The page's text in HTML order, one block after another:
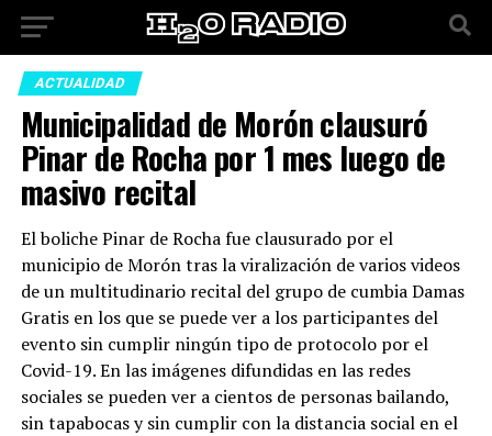
ACTUALIDAD
Municipalidad de Morón clausuró
Pinar de Rocha por 1 mes luego de
masivo recital
El boliche Pinar de Rocha fue clausurado por el
municipio de Morón tras la viralización de varios videos
de un multitudinario recital del grupo de cumbia Damas
Gratis en los que se puede ver a los participantes del
evento sin cumplir ningún tipo de protocolo por el
Covid-19. En las imágenes difundidas en las redes
sociales se pueden ver a cientos de personas bailando,
sin tapabocas y sin cumplir con la distancia social en el